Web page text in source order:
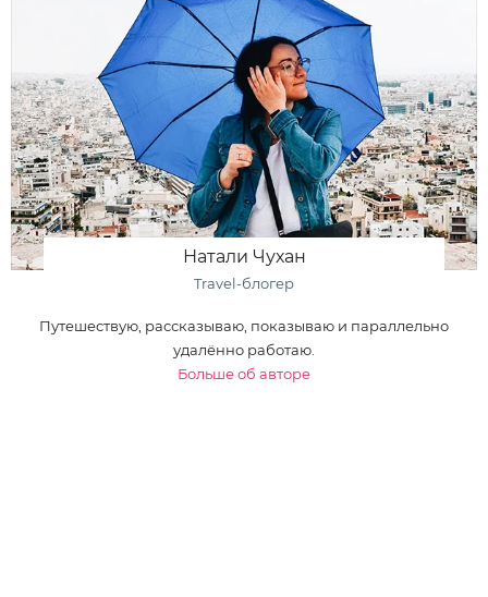
Натали Чухан
Travel-блогер
Путешествую, рассказываю, показываю и параллельно
удалённо работаю.
Больше об авторе